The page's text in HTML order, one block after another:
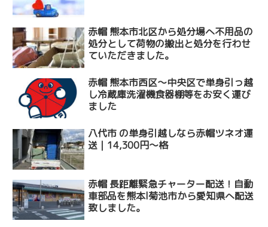
赤帽 熊本市北区から処分場へ不用品の
処分として荷物の搬出と処分を行わせ
ていただきました。
赤帽 熊本市西区〜中央区で単身引っ越
し冷蔵庫洗濯機食器棚等をお安く運び
ました
八代市 の単身引越しなら赤帽ツネオ運
送｜14,300円〜格
赤帽 長距離緊急チャーター配送！自動
車部品を熊本l菊池市から愛知県へ配送
致しました。